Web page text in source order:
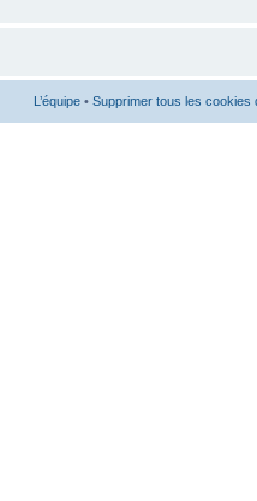
L’équipe • Supprimer tous les cookies